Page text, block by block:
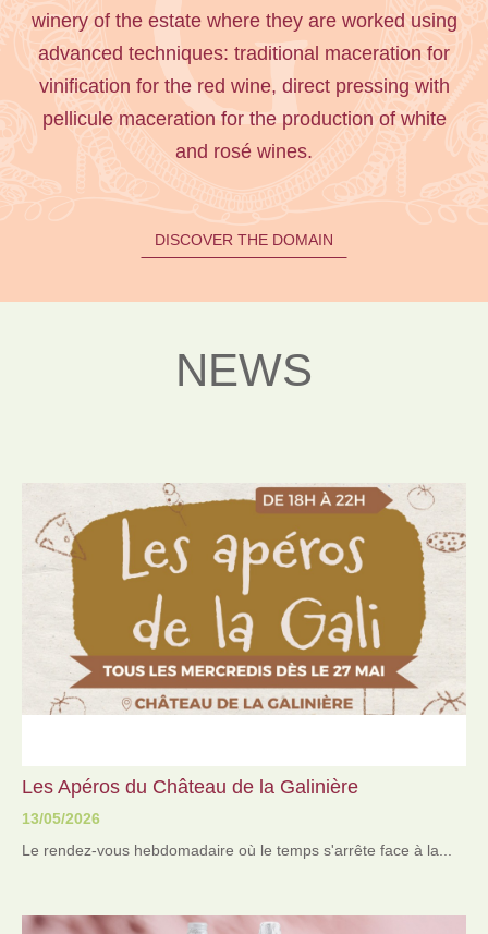
winery of the estate where they are worked using
advanced techniques: traditional maceration for
vinification for the red wine, direct pressing with
pellicule maceration for the production of white
and rosé wines.
DISCOVER THE DOMAIN
NEWS
Les Apéros du Château de la Galinière
13/05/2026
Le rendez-vous hebdomadaire où le temps s'arrête face à la...